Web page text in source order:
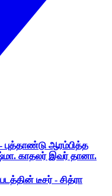
புத்தாண்டு ஆரம்பித்த
காதலர் இவர் தானா.
டீசர் - சித்ரா